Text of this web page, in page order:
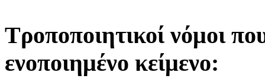
Τροποποιητικοί νόμοι
ενοποιημένο κείμενο: